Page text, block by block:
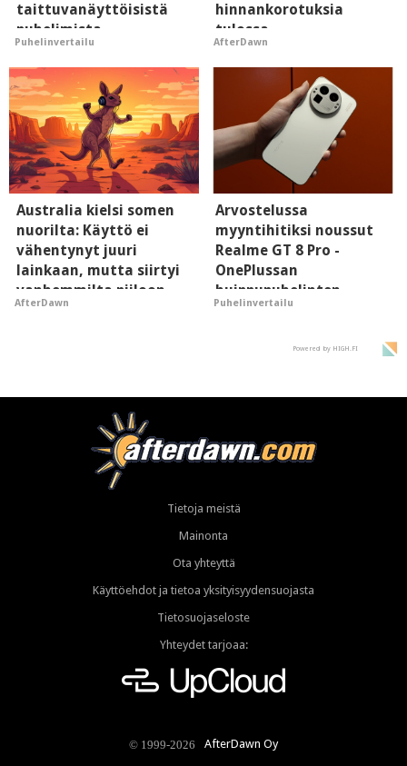
taittuvanäyttöisistä
puhelimista
supersuosittuja
Puhelinvertailu
hinnankorotuksia
tulossa
AfterDawn
Australia kielsi somen
nuorilta: Käyttö ei
vähentynyt juuri
lainkaan, mutta siirtyi
vanhemmilta piiloon
AfterDawn
Arvostelussa
myyntihitiksi noussut
Realme GT 8 Pro -
OnePlussan
huippupuhelinten
"perillinen"
Puhelinvertailu
Powered by HIGH.FI
Tietoja meistä
Mainonta
Ota yhteyttä
Käyttöehdot ja tietoa yksityisyydensuojasta
Tietosuojaseloste
Yhteydet tarjoaa:
© 1999-2026 AfterDawn Oy